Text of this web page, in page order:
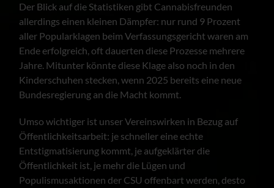
Der Blick auf die Statistiken gibt Cannabisfreunden
allerdings einen kleinen Dämpfer: nur rund 9 Prozent
aller Popularklagen beim Verfassungsgericht waren am
Ende erfolgreich, oft dauerten diese Prozesse mehrere
Jahre. Mitunter könnte diese Klage also noch in den
Kinderschuhen stecken, wenn 2025 bereits eine neue
Bundesregierung an die Macht kommt.
Umso wichtiger ist unser Vereinswirken in Bezug auf
Öffentlichkeitsarbeit: je schneller eine echte
Entstigmatisierung kommt, je aufgeklärter die
Öffentlichkeit ist, je mehr die Lügen und
Populismusaktionen der CSU offenbart werden, desto